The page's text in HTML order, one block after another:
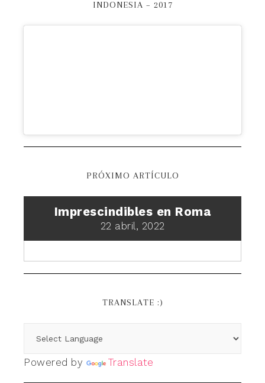
INDONESIA – 2017
PRÓXIMO ARTÍCULO
Imprescindibles en Roma
22 abril, 2022
TRANSLATE :)
Powered by Translate